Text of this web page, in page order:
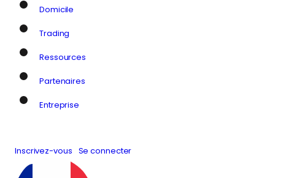
Domicile
Trading
Ressources
Partenaires
Entreprise
Inscrivez-vous Se connecter